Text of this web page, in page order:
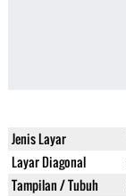
Jenis Layar
Layar Diagonal
Tampilan / Tubuh